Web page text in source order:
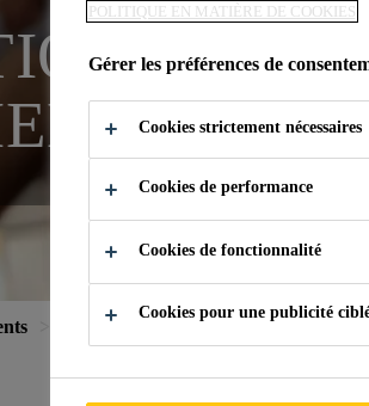
DES
Restauration Mortiers & Coulis
POLITIQUE EN MATIÈRE DE COOKIES
Gérer les préférences de
Cookies strictement nécessaires
Cookies de performance
Cookies de fonctionnalité
Cookies pour une publicité